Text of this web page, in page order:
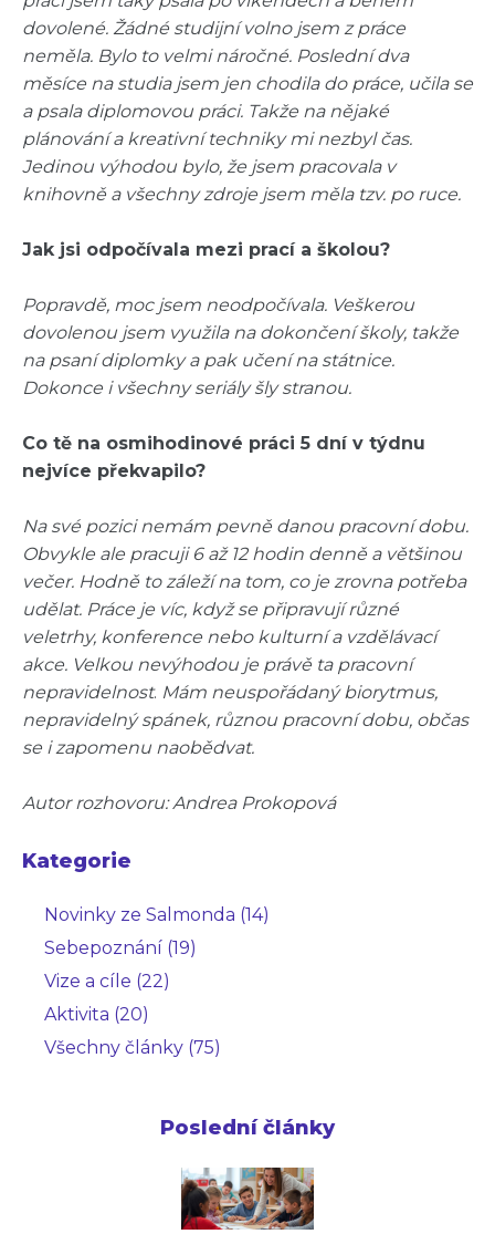
dovolené. Žádné studijní volno jsem z práce
neměla. Bylo to velmi náročné. Poslední dva
měsíce na studia jsem jen chodila do práce, učila se
a psala diplomovou práci. Takže na nějaké
plánování a kreativní techniky mi nezbyl čas.
Jedinou výhodou bylo, že jsem pracovala v
knihovně a všechny zdroje jsem měla tzv. po ruce.
Jak jsi odpočívala mezi prací a školou?
Popravdě, moc jsem neodpočívala. Veškerou
dovolenou jsem využila na dokončení školy, takže
na psaní diplomky a pak učení na státnice.
Dokonce i všechny seriály šly stranou.
Co tě na osmihodinové práci 5 dní v týdnu
nejvíce překvapilo?
Na své pozici nemám pevně danou pracovní dobu.
Obvykle ale pracuji 6 až 12 hodin denně a většinou
večer. Hodně to záleží na tom, co je zrovna potřeba
udělat. Práce je víc, když se připravují různé
veletrhy, konference nebo kulturní a vzdělávací
akce. Velkou nevýhodou je právě ta pracovní
nepravidelnost. Mám neuspořádaný biorytmus,
nepravidelný spánek, různou pracovní dobu, občas
se i zapomenu naobědvat.
Autor rozhovoru: Andrea Prokopová
Kategorie
Novinky ze Salmonda (14)
Sebepoznání (19)
Vize a cíle (22)
Aktivita (20)
Všechny články (75)
Poslední články